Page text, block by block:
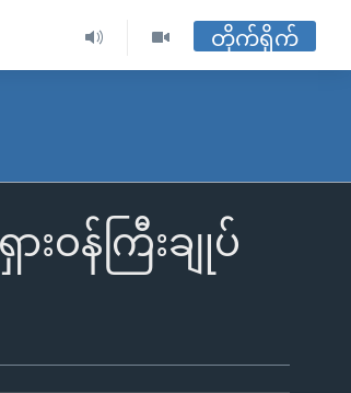
တိုက်ရိုက်
းဝန်ကြီးချုပ်